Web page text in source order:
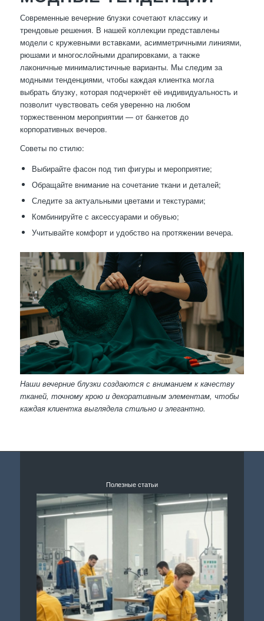
Современные вечерние блузки сочетают классику и
трендовые решения. В нашей коллекции представлены
модели с кружевными вставками, асимметричными линиями,
рюшами и многослойными драпировками, а также
лаконичные минималистичные варианты. Мы следим за
модными тенденциями, чтобы каждая клиентка могла
выбрать блузку, которая подчеркнёт её индивидуальность и
позволит чувствовать себя уверенно на любом
торжественном мероприятии — от банкетов до
корпоративных вечеров.
Советы по стилю:
Выбирайте фасон под тип фигуры и мероприятие;
Обращайте внимание на сочетание ткани и деталей;
Следите за актуальными цветами и текстурами;
Комбинируйте с аксессуарами и обувью;
Учитывайте комфорт и удобство на протяжении вечера.
Наши вечерние блузки создаются с вниманием к качеству
тканей, точному крою и декоративным элементам, чтобы
каждая клиентка выглядела стильно и элегантно.
Полезные статьи